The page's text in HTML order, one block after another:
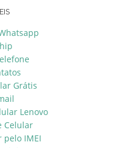
Grátis
Lenovo
Celular
pelo IMEI